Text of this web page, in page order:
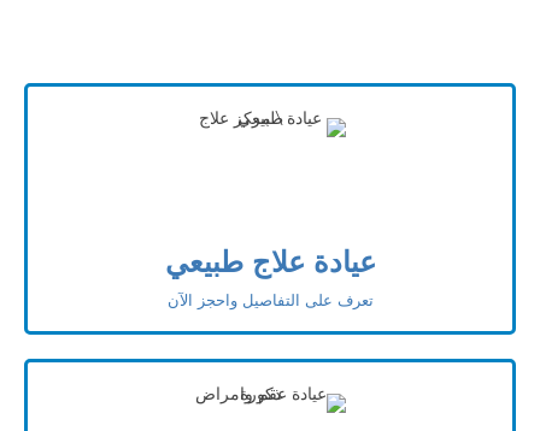
عيادة علاج طبيعي
تعرف على التفاصيل واحجز الآن